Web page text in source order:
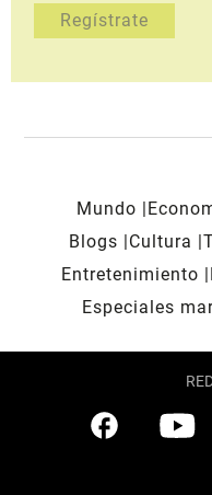
Mundo
Blogs
Cultura
Entretenimiento
Especiales